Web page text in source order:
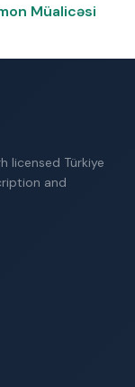
Müalicəsi
licensed Türkiye
and